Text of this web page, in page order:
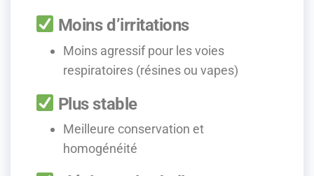
Moins d’irritations
Moins agressif pour les voies
respiratoires (résines ou vapes)
Plus stable
Meilleure conservation et
homogénéité